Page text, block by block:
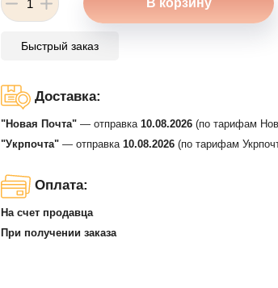
Быстрый заказ
Доставка:
"Новая Почта" — отправка 10.08.2026 (по тарифам
"Укрпочта" — отправка 10.08.2026 (по тарифам
Оплата:
На счет продавца
При получении заказа